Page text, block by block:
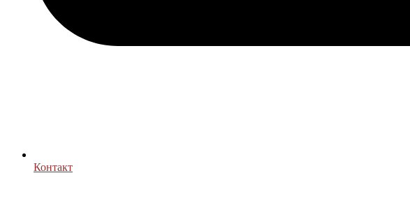
Контакт